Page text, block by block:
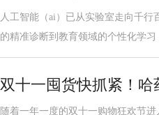
人工智能（ai）已从实验室走向千
的精准诊断到教育领域的个性化学
双十一囤货快抓紧！
随着一年一度的双十一购物狂欢节